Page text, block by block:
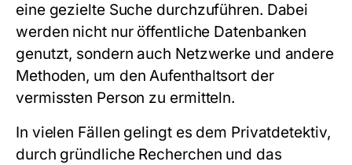
eine gezielte Suche durchzuführen. Dabei
werden nicht nur öffentliche Datenbanken
genutzt, sondern auch Netzwerke und andere
Methoden, um den Aufenthaltsort der
vermissten Person zu ermitteln.
In vielen Fällen gelingt es dem Privatdetektiv,
durch gründliche Recherchen und das